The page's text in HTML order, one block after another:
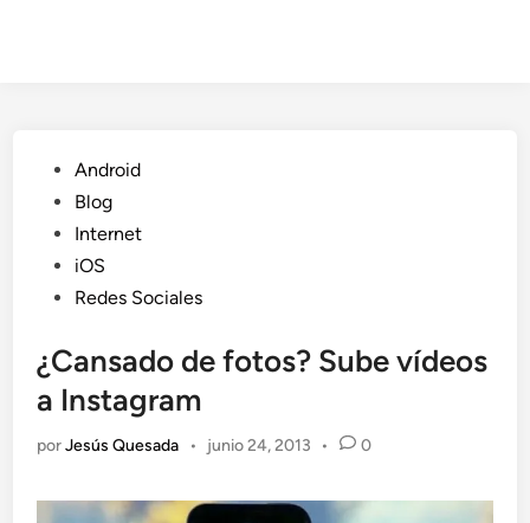
Publicado
en
Android
Blog
Internet
iOS
Redes Sociales
¿Cansado de fotos? Sube vídeos
a Instagram
porJesús Quesada • junio 24, 2013 • 0